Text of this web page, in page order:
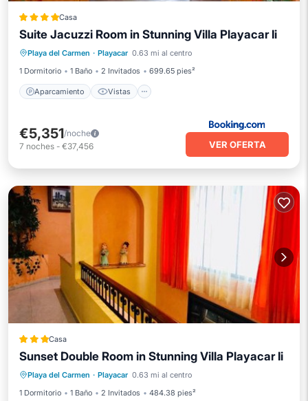
Casa
Suite Jacuzzi Room in Stunning Villa Playacar Ii
Playa del Carmen · Playacar 0.63 mi al centro
1 Dormitorio
1 Baño 2 Invitados 699.65 pies²
Aparcamiento Vistas
Aparcamiento
Vistas
Aire acondicionado
Internet
€5,351/noche
7 noches - €37,456 VER OFERTA
Casa
Sunset Double Room in Stunning Villa Playacar Ii
Playa del Carmen · Playacar 0.63 mi al centro
1 Dormitorio
1 Baño 2 Invitados 484.38 pies²
Aparcamiento
Vistas
Aire acondicionado
Internet